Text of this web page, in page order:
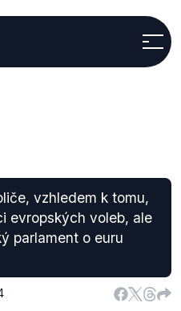
vzhledem k tomu,
evropských voleb, ale
parlament o euru